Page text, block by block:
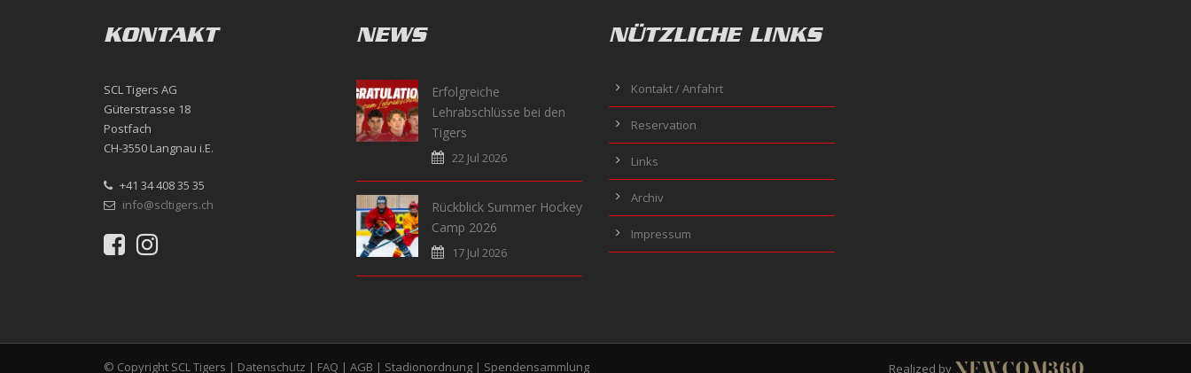
KONTAKT
SCL Tigers AG
Güterstrasse 18
Postfach
CH-3550 Langnau i.E.
+41 34 408 35 35
info@scltigers.ch
NEWS
Erfolgreiche
Lehrabschlüsse bei den
Tigers
22 Jul 2026
Rückblick Summer Hockey
Camp 2026
17 Jul 2026
NÜTZLICHE LINKS
Kontakt / Anfahrt
Reservation
Links
Archiv
Impressum
© Copyright SCL Tigers | Datenschutz | FAQ | AGB | Stadionordnung | Spendensammlung Realized by